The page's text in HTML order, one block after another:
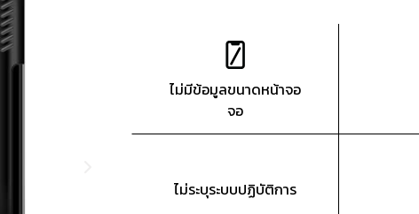
ไม่มีข้อมูลขนาดหน้าจอ
จอ
ไม่ระบุระบบปฏิบัติการ